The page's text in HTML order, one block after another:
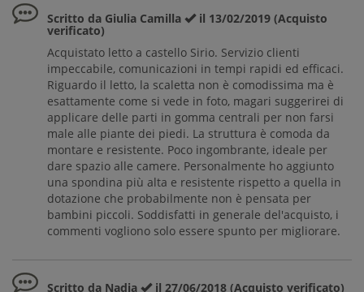
Scritto da Giulia Camilla il 13/02/2019 (Acquisto
verificato)
Acquistato letto a castello Sirio. Servizio clienti
impeccabile, comunicazioni in tempi rapidi ed efficaci.
Riguardo il letto, la scaletta non è comodissima ma è
esattamente come si vede in foto, magari suggerirei di
applicare delle parti in gomma centrali per non farsi
male alle piante dei piedi. La struttura è comoda da
montare e resistente. Poco ingombrante, ideale per
dare spazio alle camere. Personalmente ho aggiunto
una spondina più alta e resistente rispetto a quella in
dotazione che probabilmente non è pensata per
bambini piccoli. Soddisfatti in generale del'acquisto, i
commenti vogliono solo essere spunto per migliorare.
Scritto da Nadia il 27/06/2018 (Acquisto verificato)